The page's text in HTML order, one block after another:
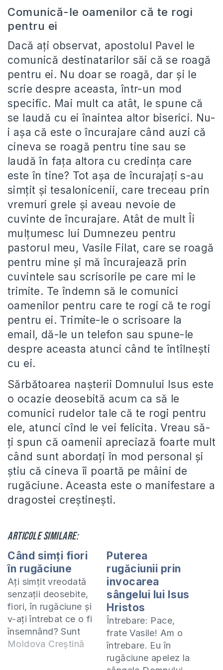
Comunică-le oamenilor că te rogi
pentru ei
Dacă ați observat, apostolul Pavel le
comunică destinatarilor săi că se roagă
pentru ei. Nu doar se roagă, dar și le
scrie despre aceasta, într-un mod
specific. Mai mult ca atât, le spune că
se laudă cu ei înaintea altor biserici. Nu-
i așa că este o încurajare când auzi că
cineva se roagă pentru tine sau se
laudă în fața altora cu credința care
este în tine? Tot așa de încurajați s-au
simțit și tesalonicenii, care treceau prin
vremuri grele și aveau nevoie de
cuvinte de încurajare. Atât de mult Îi
mulțumesc lui Dumnezeu pentru
pastorul meu, Vasile Filat, care se roagă
pentru mine și mă încurajează prin
cuvintele sau scrisorile pe care mi le
trimite. Te îndemn să le comunici
oamenilor pentru care te rogi că te rogi
pentru ei. Trimite-le o scrisoare la
email, dă-le un telefon sau spune-le
despre aceasta atunci când te întîlnești
cu ei.
Sărbătoarea nașterii Domnului Isus este
o ocazie deosebită acum ca să le
comunici rudelor tale că te rogi pentru
ele, atunci cînd le vei felicita. Vreau să-
ți spun că oamenii apreciază foarte mult
când sunt abordați în mod personal și
știu că cineva îi poartă pe mâini de
rugăciune. Aceasta este o manifestare a
dragostei creștinești.
Articole similare:
Când simți fiori
în rugăciune
Ați simțit vreodată
senzații deosebite,
fiori, în rugăciune și
v-ați întrebat ce o fi
însemnând? Sunt
sentimentele plăcute
Moldova Creștină
Puterea
rugăciunii prin
invocarea
sângelui lui Isus
Hristos
Întrebare: Pace,
frate Vasile! Am o
întrebare. Eu în
rugăciune apelez la